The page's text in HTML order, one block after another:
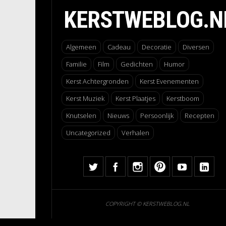
Algemeen Cadeau Decoratie
Diversen
Familie
Film Gedichten
Humor
Kerst Achtergronden
Kerst Evenementen
Kerst Muziek
Kerst Plaatjes
Kerstboom
Knutselen
Nieuws Persoonlijk
Recepten
Uncategorized
Verhalen
COPYRIGHT © KERSTWEBLOG.NL